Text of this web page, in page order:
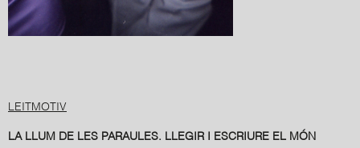
LEITMOTIV
LA LLUM DE LES PARAULES. LLEGIR I ESCRIURE EL MÓN